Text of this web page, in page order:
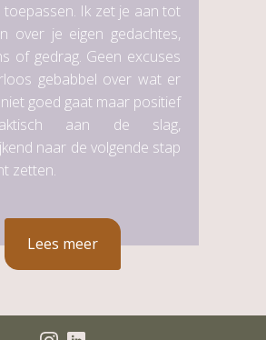
toepassen. Ik zet je aan tot
over je eigen gedachtes,
of gedrag. Geen excuses
gebabbel over wat er
goed gaat maar positief
aan de slag,
naar de volgende stap
zetten.
Lees meer